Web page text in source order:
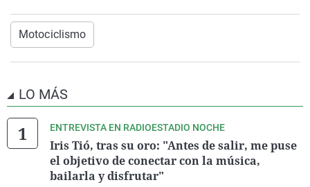
Motociclismo
LO MÁS
ENTREVISTA EN RADIOESTADIO NOCHE
Iris Tió, tras su oro: "Antes de salir, me puse
el objetivo de conectar con la música,
bailarla y disfrutar"